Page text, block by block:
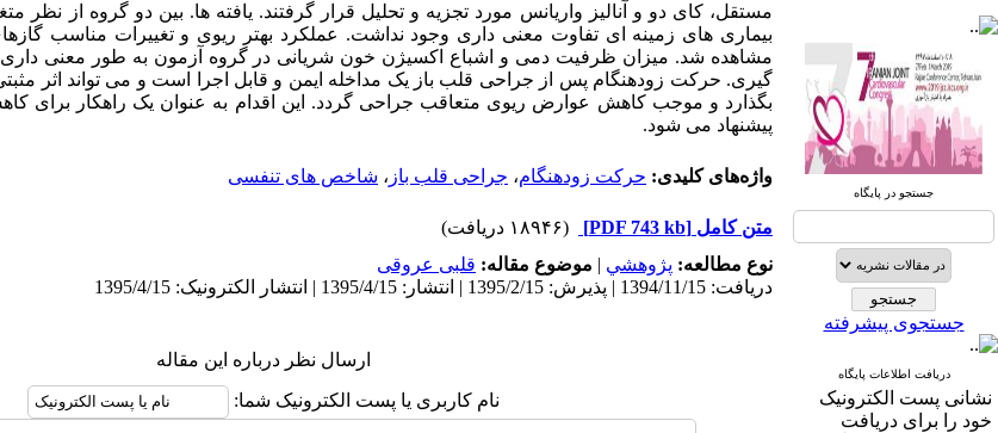
صندوق پستی:
تلفاکس: 23922270-021
تلفن: 6-22663165-021
آدرس پایگاه الکترونیکی:
http://journal.icns.org.ir
آدرس‌ پست الکترونیکی انجمن:
info@icns.org.ir
آدرس پست الکترونیکی نشریه:
نشانی مجله: تهران، خیابان ولیعصر،
جستجو در پایگاه
جستجوی پیشرفته
دریافت اطلاعات پایگاه
نشانی پست الکترونیک
خود را برای دریافت
مستقل، کای دو و آنالیز واریانس مورد تجزیه و تحلیل قرار گرفتند. یافته ها. بین دو گروه از نظر
بیماری های زمینه ای تفاوت معنی داری وجود نداشت. عملکرد بهتر ریوی و تغییرات مناسب
مشاهده شد. میزان ظرفیت دمی و اشباع اکسیژن خون شریانی در گروه آزمون به طور معنی داری
گیری. حرکت زودهنگام پس از جراحی قلب باز یک مداخله ایمن و قابل اجرا است و می تواند اثر
بگذارد و موجب کاهش عوارض ریوی متعاقب جراحی گردد. این اقدام به عنوان یک راهکار برای
پیشنهاد می شود.
واژه‌های کلیدی: حرکت زودهنگام، جراحی قلب باز ، شاخص های تنفسی
متن کامل [PDF 743 kb]
(۱۸۹۴۶ دریافت)
نوع مطالعه: پژوهشي | موضوع مقاله: قلبی عروقی
دریافت: 1394/11/15 | پذیرش: 1395/2/15 | انتشار: 1395/4/15 | انتشار الکترونیک: 1395/4/15
ارسال نظر درباره این مقاله
نام کاربری یا پست الکترونیک شما: